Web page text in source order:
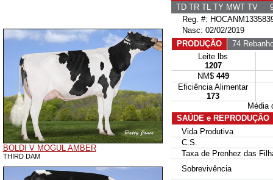
BOLDI V MOGUL AMBER
THIRD DAM
TD TR TL TY MWT TV
Reg. #:
Nasc: 02/02/2019
PRODUÇÃO
74
Leite lbs
1207
NM$ 449
Eficiência Alimentar
173
SAÚDE e REPRODUÇÃO
Vida Produtiva
C.S.
Taxa de Prenhez das
Sobrevivência